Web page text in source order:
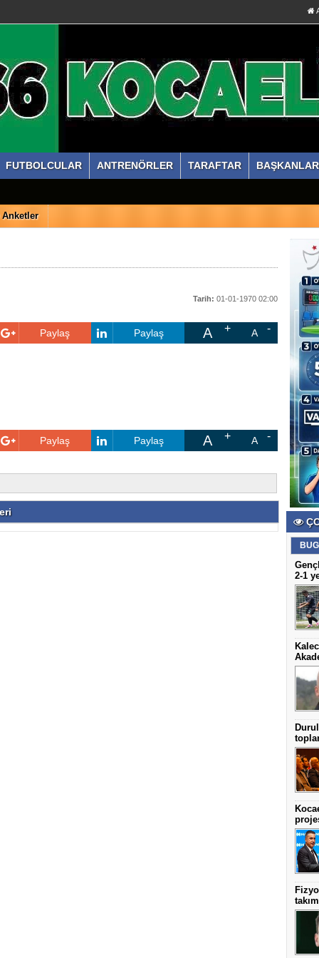
FUTBOLCULAR ANTRENÖRLER TARAFTAR BAŞKANLAR
Anketler
Tarih: 01-01-1970 02:00
Paylaş Paylaş A A
Paylaş Paylaş A A
2-1